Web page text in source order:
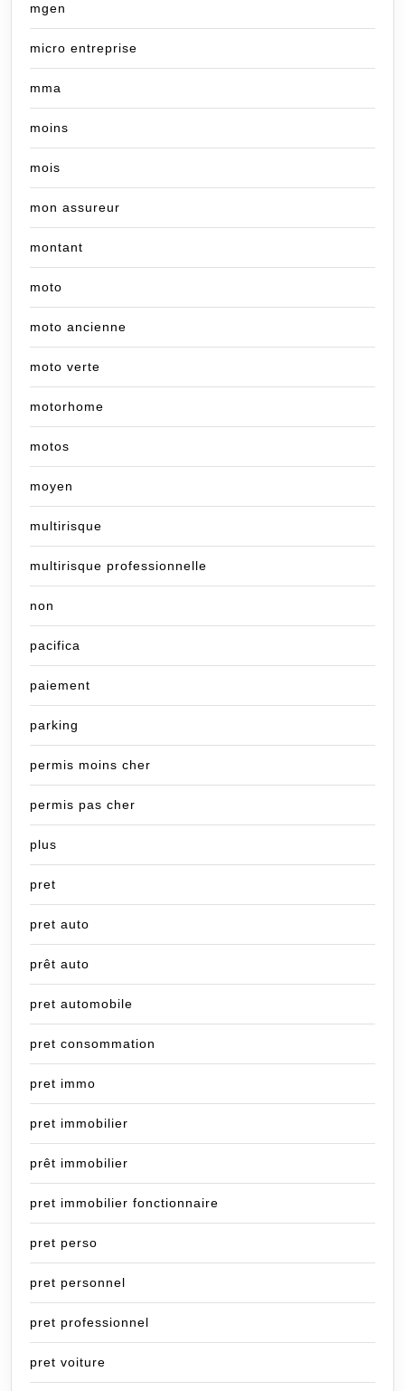
mgen
micro entreprise
mma
moins
mois
mon assureur
montant
moto
moto ancienne
moto verte
motorhome
motos
moyen
multirisque
multirisque professionnelle
non
pacifica
paiement
parking
permis moins cher
permis pas cher
plus
pret
pret auto
prêt auto
pret automobile
pret consommation
pret immo
pret immobilier
prêt immobilier
pret immobilier fonctionnaire
pret perso
pret personnel
pret professionnel
pret voiture